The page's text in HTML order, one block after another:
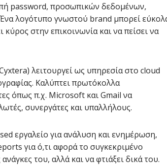
password, προσωπικών δεδομένων,
λογότυπο γνωστού brand μπορεί
στην επικοινωνία και να πείσει να
λειτουργεί ως υπηρεσία στο cloud
Καλύπτει πρωτόκολλα
όπως π.χ. Microsoft και Gmail να
συνεργάτες και υπαλλήλους.
εργαλείο για ανάλυση και ενημέρωση,
για ό,τι αφορά το συγκεκριμένο
του, αλλά και να φτιάξει δικά του.